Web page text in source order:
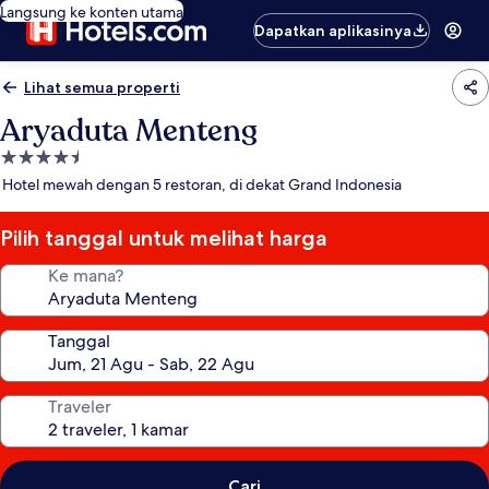
Langsung ke konten utama
Dapatkan aplikasinya
Lihat semua properti
Aryaduta Menteng
Properti
bintang
Hotel mewah dengan 5 restoran, di dekat Grand Indonesia
Pilih tanggal untuk melihat harga
Ke mana?
Tanggal
Traveler